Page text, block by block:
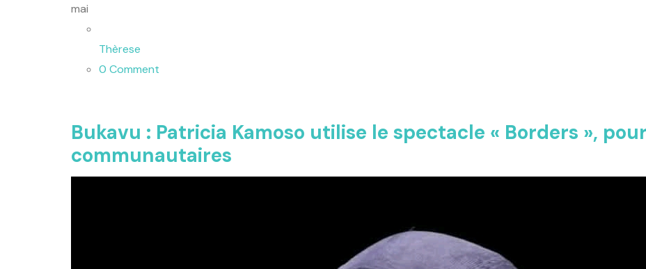
mai
Thèrese
0 Comment
Bukavu : Patricia Kamoso utilise le spectacle « Borders »,
communautaires